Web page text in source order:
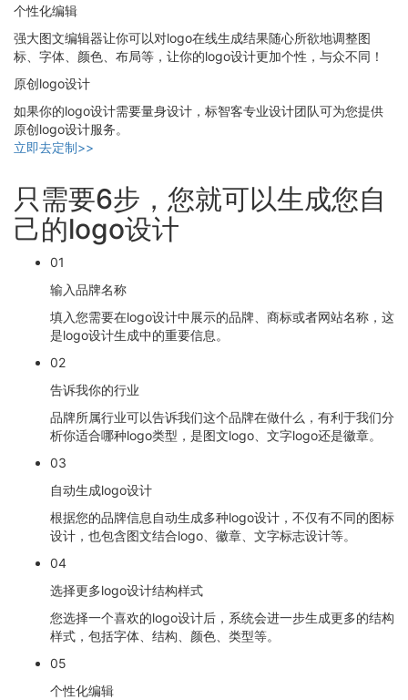
个性化编辑
强大图文编辑器让你可以对logo在线生成结果随心所欲地调整图
标、字体、颜色、布局等，让你的logo设计更加个性，与众不同！
原创logo设计
如果你的logo设计需要量身设计，标智客专业设计团队可为您提供
原创logo设计服务。
立即去定制>>
只需要6步，您就可以生成您自
己的logo设计
01
输入品牌名称
填入您需要在logo设计中展示的品牌、商标或者网站名称，这
是logo设计生成中的重要信息。
02
告诉我你的行业
品牌所属行业可以告诉我们这个品牌在做什么，有利于我们分
析你适合哪种logo类型，是图文logo、文字logo还是徽章。
03
自动生成logo设计
根据您的品牌信息自动生成多种logo设计，不仅有不同的图标
设计，也包含图文结合logo、徽章、文字标志设计等。
04
选择更多logo设计结构样式
您选择一个喜欢的logo设计后，系统会进一步生成更多的结构
样式，包括字体、结构、颜色、类型等。
05
个性化编辑